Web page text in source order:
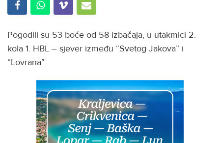
Pogodili su 53 boće od 58 izbačaja, u utakmici 2.
kola 1. HBL – sjever između “Svetog Jakova” i
“Lovrana”